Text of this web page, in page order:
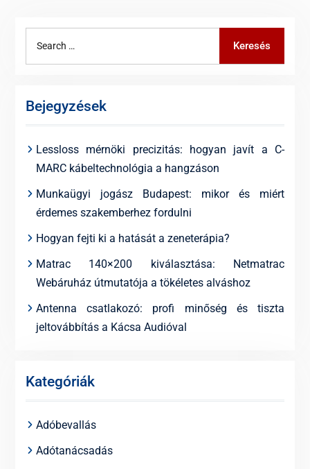
Keresés
Bejegyzések
Lessloss mérnöki precizitás: hogyan javít a C-
MARC kábeltechnológia a hangzáson
Munkaügyi jogász Budapest: mikor és miért
érdemes szakemberhez fordulni
Hogyan fejti ki a hatását a zeneterápia?
Matrac 140×200 kiválasztása: Netmatrac
Webáruház útmutatója a tökéletes alváshoz
Antenna csatlakozó: profi minőség és tiszta
jeltovábbítás a Kácsa Audióval
Kategóriák
Adóbevallás
Adótanácsadás